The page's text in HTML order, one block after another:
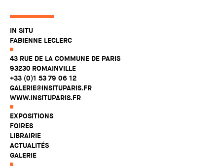
IN SITU
FABIENNE LECLERC
43 RUE DE LA COMMUNE DE PARIS
93230 ROMAINVILLE
+33 (0)1 53 79 06 12
GALERIE@INSITUPARIS.FR
WWW.INSITUPARIS.FR
EXPOSITIONS
FOIRES
LIBRAIRIE
ACTUALITÉS
GALERIE